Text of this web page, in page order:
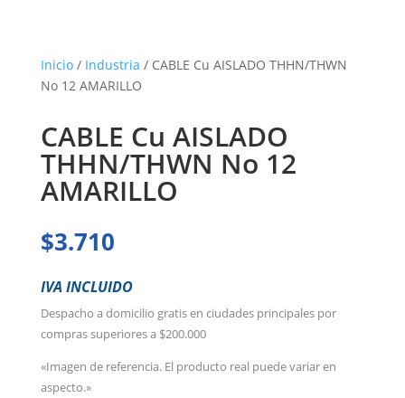
Inicio/ Industria / CABLE Cu AISLADO THHN/THWN
No 12 AMARILLO
CABLE Cu AISLADO
THHN/THWN No 12
AMARILLO
$3.710
IVA INCLUIDO
Despacho a domicilio gratis en ciudades principales por
compras superiores a $200.000
«Imagen de referencia. El producto real puede variar en
aspecto.»